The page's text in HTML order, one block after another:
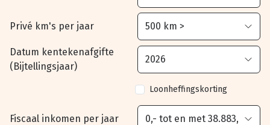
Privé km's per jaar
Datum kentekenafgifte
(Bijtellingsjaar)
Loonheffingskorting
Fiscaal inkomen per jaar